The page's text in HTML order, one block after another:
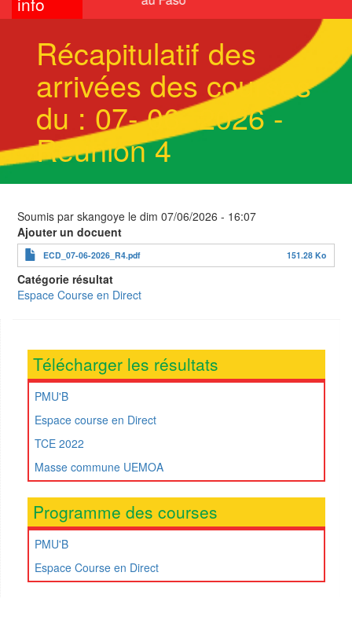
Récapitulatif des
arrivées des courses
du : 07- 06- 2026 -
Réunion 4
Soumis par skangoye le dim 07/06/2026 - 16:07
Ajouter un docuent
ECD_07-06-2026_R4.pdf 151.28 Ko
Catégorie résultat
Espace Course en Direct
Télécharger les résultats
PMU'B
Espace course en Direct
TCE 2022
Masse commune UEMOA
Programme des courses
PMU'B
Espace Course en Direct